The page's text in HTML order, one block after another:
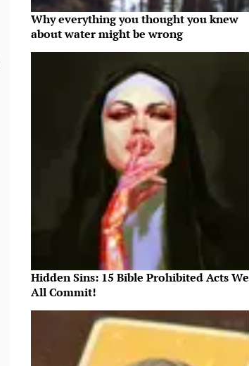
Why everything you thought you knew
about water might be wrong
Hidden Sins: 15 Bible Prohibited Acts We
All Commit!